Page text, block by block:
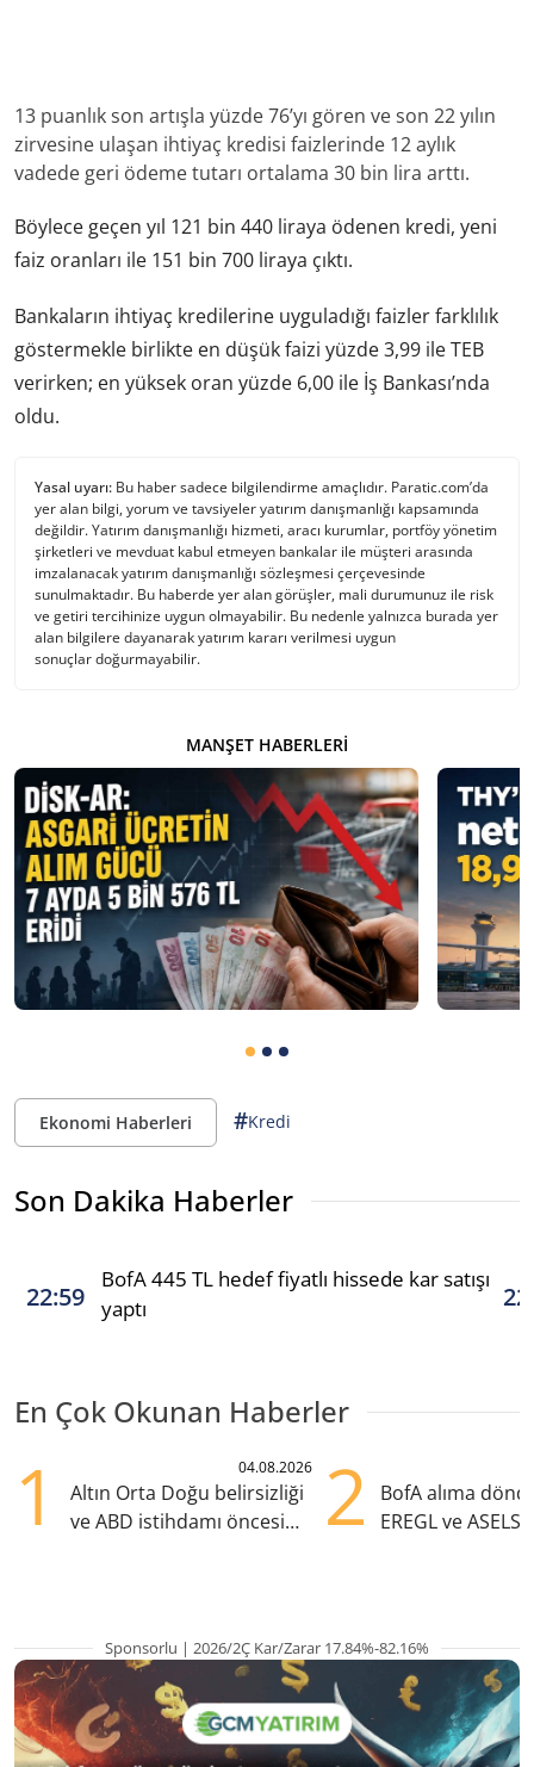
13 puanlık son artışla yüzde 76’yı gören ve son 22 yılın
zirvesine ulaşan ihtiyaç kredisi faizlerinde 12 aylık
vadede geri ödeme tutarı ortalama 30 bin lira arttı.
Böylece geçen yıl 121 bin 440 liraya ödenen kredi, yeni
faiz oranları ile 151 bin 700 liraya çıktı.
Bankaların ihtiyaç kredilerine uyguladığı faizler farklılık
göstermekle birlikte en düşük faizi yüzde 3,99 ile TEB
verirken; en yüksek oran yüzde 6,00 ile İş Bankası’nda
oldu.
Yasal uyarı: Bu haber sadece bilgilendirme amaçlıdır. Paratic.com’da
yer alan bilgi, yorum ve tavsiyeler yatırım danışmanlığı kapsamında
değildir. Yatırım danışmanlığı hizmeti, aracı kurumlar, portföy yönetim
şirketleri ve mevduat kabul etmeyen bankalar ile müşteri arasında
imzalanacak yatırım danışmanlığı sözleşmesi çerçevesinde
sunulmaktadır. Bu haberde yer alan görüşler, mali durumunuz ile risk
ve getiri tercihinize uygun olmayabilir. Bu nedenle yalnızca burada yer
alan bilgilere dayanarak yatırım kararı verilmesi uygun
sonuçlar doğurmayabilir.
MANŞET HABERLERI
Ekonomi Haberleri #Kredi
Son Dakika Haberler
22:59
BofA 445 TL hedef fiyatlı hissede kar satışı
yaptı
En Çok Okunan Haberler
1 04.08.2026
Altın Orta Doğu belirsizliği
ve ABD istihdamı öncesi
2
BofA alıma
EREGL ve ASELS
Sponsorlu | 2026/2Ç Kar/Zarar 17.84%-82.16%